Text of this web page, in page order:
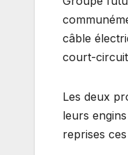
câble
court-circuit
Les deux
leurs
reprises